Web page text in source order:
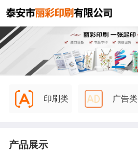
印刷类 广告类
产品展示